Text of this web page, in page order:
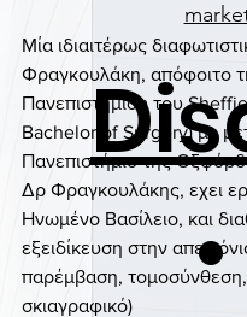
Μία ιδιαιτέρως
Φραγκουλάκη, απόφοιτο
Πανεπιστημίου του
Bachelor of Surgery) με
Πανεπιστήμιο της
Δρ Φραγκουλάκης, εχει
Ηνωμένο Βασίλειο, και
εξειδίκευση στην
παρέμβαση,
σκιαγραφικό)
•